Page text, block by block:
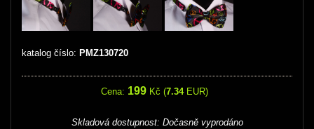
katalog číslo: PMZ130720
Cena: 199 Kč (7.34EUR)
Skladová dostupnost: Dočasně vyprodáno